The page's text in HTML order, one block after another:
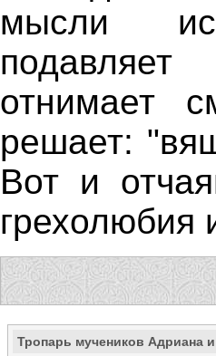
мысли
отнимает
решает:
Вот и
грехолюбия
Тропарь мучеников Адриана